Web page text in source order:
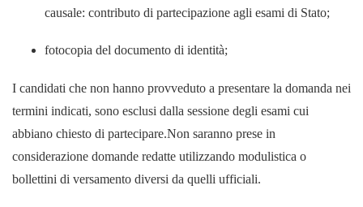
causale: contributo di partecipazione agli esami di Stato;
fotocopia del documento di identità;
I candidati che non hanno provveduto a presentare la domanda nei
termini indicati, sono esclusi dalla sessione degli esami cui
abbiano chiesto di partecipare.Non saranno prese in
considerazione domande redatte utilizzando modulistica o
bollettini di versamento diversi da quelli ufficiali.